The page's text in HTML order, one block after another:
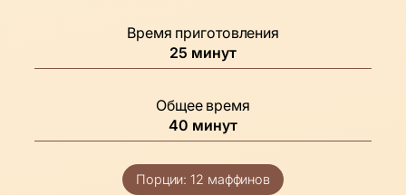
Время приготовления
25 минуты
минут
Общее время
40 минуты
минут
Порции:12 маффинов